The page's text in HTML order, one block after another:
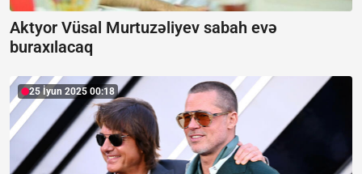
Aktyor Vüsal Murtuzəliyev sabah evə
buraxılacaq
25 İyun 2025 00:18